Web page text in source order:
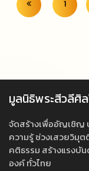
1
มูลนิธิพระสีวลีศิ
จัดสร้างเพื่ออัญเชิญ
ความรู้ ช่วงเสวยวิมุ
คติธรรม สร้างแรงบั
องค์ ทั่วไทย